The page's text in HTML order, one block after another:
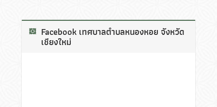
Facebook เทศบาลตำบลหนองหอย จังหวัด
เชียงใหม่